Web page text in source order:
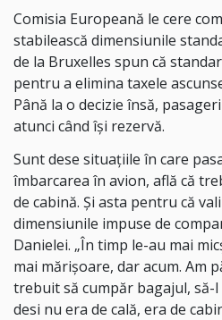
Comisia Europeană le cere
stabilească dimensiunile
de la Bruxelles spun că
pentru a elimina taxele
Până la o decizie însă,
atunci când îşi rezervă.
Sunt dese situaţiile în care
îmbarcarea în avion, află că
de cabină. Şi asta pentru că
dimensiunile impuse de
Danielei. „În timp le-au mai
mai mărişoare, dar acum. Am
trebuit să cumpăr bagajul, să-l
desi nu era de cală, era de